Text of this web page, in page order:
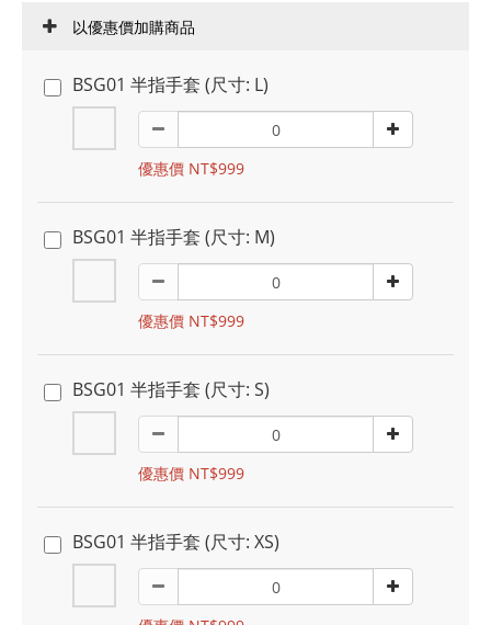
以優惠價加購商品
BSG01 半指手套 (尺寸: L)
優惠價 NT$999
BSG01 半指手套 (尺寸: M)
優惠價 NT$999
BSG01 半指手套 (尺寸: S)
優惠價 NT$999
BSG01 半指手套 (尺寸: XS)